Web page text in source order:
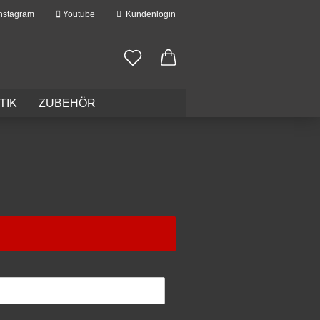
Youtube Kundenlogin
ZUBEHÖR